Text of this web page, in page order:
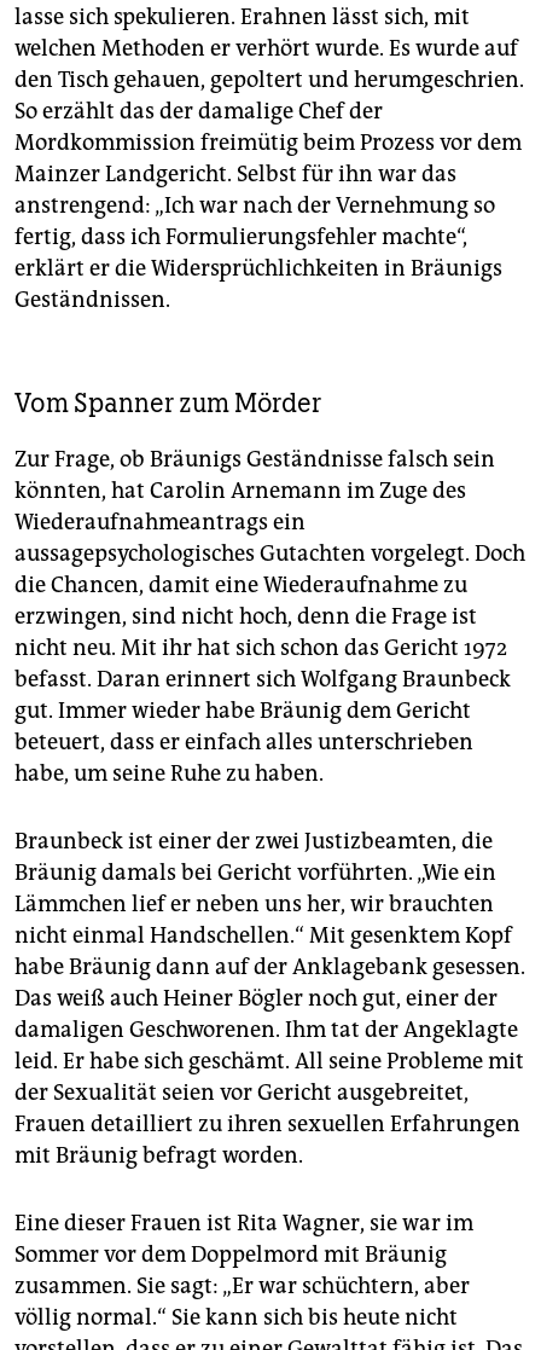
lasse sich spekulieren. Erahnen lässt sich, mit
welchen Methoden er verhört wurde. Es wurde auf
den Tisch gehauen, gepoltert und herumgeschrien.
So erzählt das der damalige Chef der
Mordkommission freimütig beim Prozess vor dem
Mainzer Landgericht. Selbst für ihn war das
anstrengend: „Ich war nach der Vernehmung so
fertig, dass ich Formulierungsfehler machte“,
erklärt er die Widersprüchlichkeiten in Bräunigs
Geständnissen.
Vom Spanner zum Mörder
Zur Frage, ob Bräunigs Geständnisse falsch sein
könnten, hat Carolin Arnemann im Zuge des
Wiederaufnahmeantrags ein
aussagepsychologisches Gutachten vorgelegt. Doch
die Chancen, damit eine Wiederaufnahme zu
erzwingen, sind nicht hoch, denn die Frage ist
nicht neu. Mit ihr hat sich schon das Gericht 1972
befasst. Daran erinnert sich Wolfgang Braunbeck
gut. Immer wieder habe Bräunig dem Gericht
beteuert, dass er einfach alles unterschrieben
habe, um seine Ruhe zu haben.
Braunbeck ist einer der zwei Justizbeamten, die
Bräunig damals bei Gericht vorführten. „Wie ein
Lämmchen lief er neben uns her, wir brauchten
nicht einmal Handschellen.“ Mit gesenktem Kopf
habe Bräunig dann auf der Anklagebank gesessen.
Das weiß auch Heiner Bögler noch gut, einer der
damaligen Geschworenen. Ihm tat der Angeklagte
leid. Er habe sich geschämt. All seine Probleme mit
der Sexualität seien vor Gericht ausgebreitet,
Frauen detailliert zu ihren sexuellen Erfahrungen
mit Bräunig befragt worden.
Eine dieser Frauen ist Rita Wagner, sie war im
Sommer vor dem Doppelmord mit Bräunig
zusammen. Sie sagt: „Er war schüchtern, aber
völlig normal.“ Sie kann sich bis heute nicht